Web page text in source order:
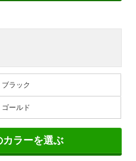
ブラック
ゴールド